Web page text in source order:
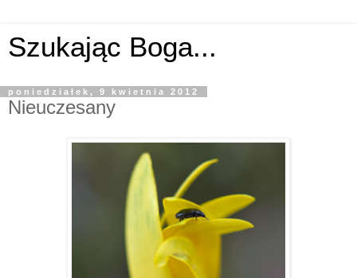
Szukając Boga...
poniedziałek, 9 kwietnia 2012
Nieuczesany